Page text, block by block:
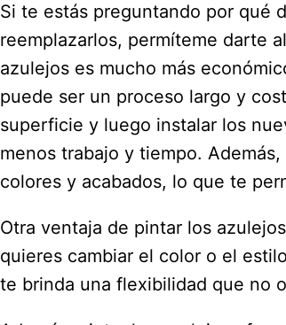
Si te estás preguntando por qué
reemplazarlos, permíteme darte
azulejos es mucho más
puede ser un proceso largo y
superficie y luego instalar los
menos trabajo y tiempo.
colores y acabados, lo que te
Otra ventaja de pintar los
quieres cambiar el color o el
te brinda una flexibilidad que no